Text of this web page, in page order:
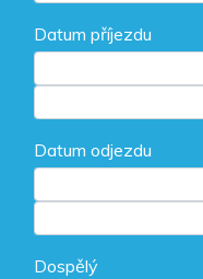
Datum příjezdu
Datum odjezdu
Dospělý